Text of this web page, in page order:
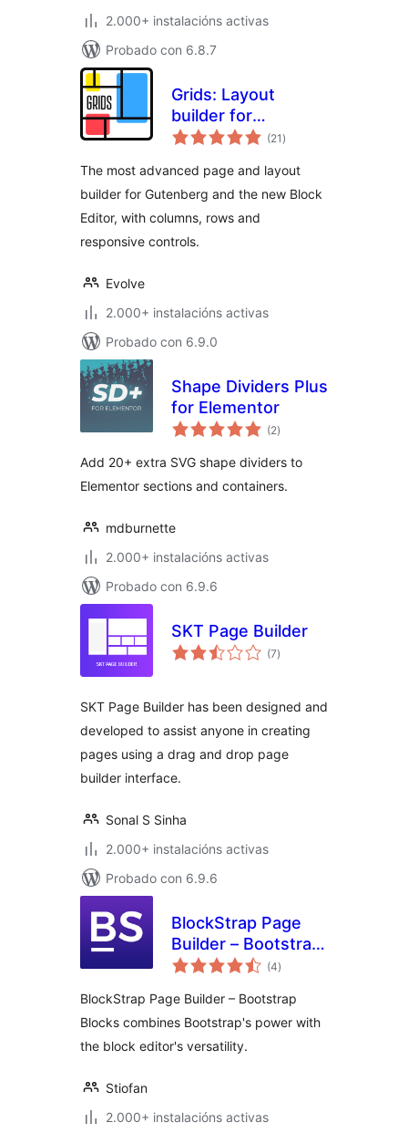
2.000+ instalacións activas
Probado con 6.8.7
Grids: Layout
builder for
WordPress
(21 valoracións
totais
)
The most advanced page and layout
builder for Gutenberg and the new Block
Editor, with columns, rows and
responsive controls.
Evolve
2.000+ instalacións activas
Probado con 6.9.0
Shape Dividers Plus
for Elementor
(2valoracións
totais
)
Add 20+ extra SVG shape dividers to
Elementor sections and containers.
mdburnette
2.000+ instalacións activas
Probado con 6.9.6
SKT Page Builder
(7valoracións
totais
)
SKT Page Builder has been designed and
developed to assist anyone in creating
pages using a drag and drop page
builder interface.
Sonal S Sinha
2.000+ instalacións activas
Probado con 6.9.6
BlockStrap Page
Builder – Bootstrap
Blocks
(4valoracións
totais
)
BlockStrap Page Builder – Bootstrap
Blocks combines Bootstrap's power with
the block editor's versatility.
Stiofan
2.000+ instalacións activas